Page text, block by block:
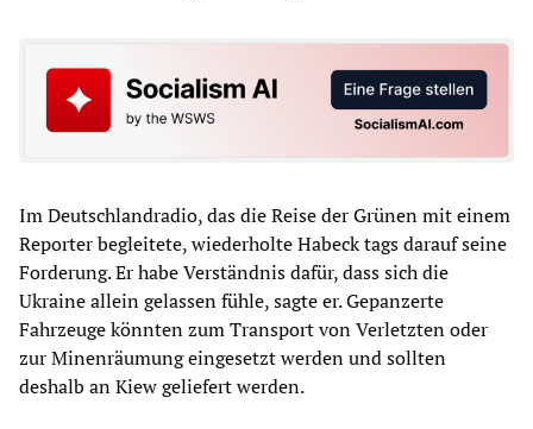
Im Deutschlandradio, das die Reise der Grünen mit einem
Reporter begleitete, wiederholte Habeck tags darauf seine
Forderung. Er habe Verständnis dafür, dass sich die
Ukraine allein gelassen fühle, sagte er. Gepanzerte
Fahrzeuge könnten zum Transport von Verletzten oder
zur Minenräumung eingesetzt werden und sollten
deshalb an Kiew geliefert werden.